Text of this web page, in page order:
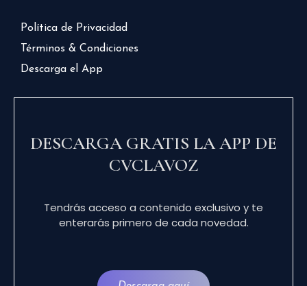
Política de Privacidad
Términos & Condiciones
Descarga el App
DESCARGA GRATIS LA APP DE
CVCLAVOZ
Tendrás acceso a contenido exclusivo y te
enterarás primero de cada novedad.